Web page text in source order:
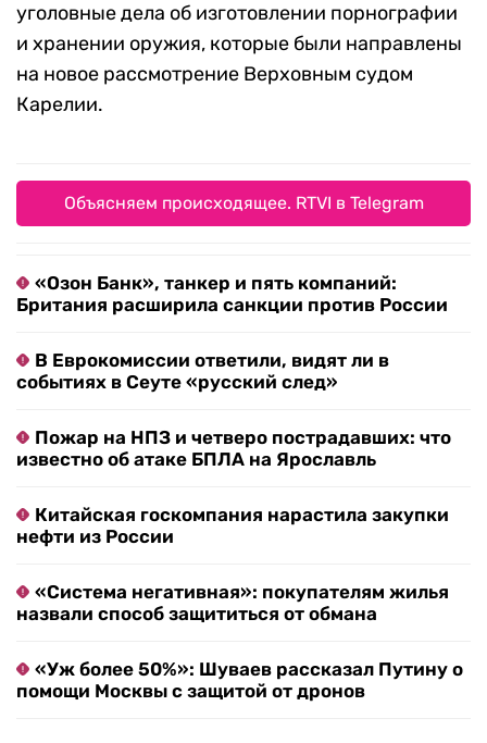
уголовные дела об изготовлении порнографии
и хранении оружия, которые были направлены
на новое рассмотрение Верховным судом
Карелии.
Объясняем происходящее. RTVI в Telegram
«Озон Банк», танкер и пять компаний:
Британия расширила санкции против России
В Еврокомиссии ответили, видят ли в
событиях в Сеуте «русский след»
Пожар на НПЗ и четверо пострадавших: что
известно об атаке БПЛА на Ярославль
Китайская госкомпания нарастила закупки
нефти из России
«Система негативная»: покупателям жилья
назвали способ защититься от обмана
«Уж более 50%»: Шуваев рассказал Путину о
помощи Москвы с защитой от дронов